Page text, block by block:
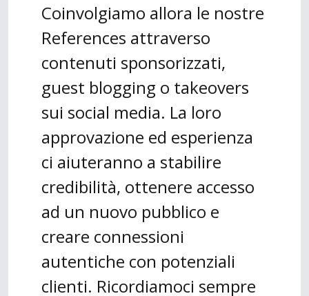
Coinvolgiamo allora le nostre
References attraverso
contenuti sponsorizzati,
guest blogging o takeovers
sui social media. La loro
approvazione ed esperienza
ci aiuteranno a stabilire
credibilità, ottenere accesso
ad un nuovo pubblico e
creare connessioni
autentiche con potenziali
clienti. Ricordiamoci sempre